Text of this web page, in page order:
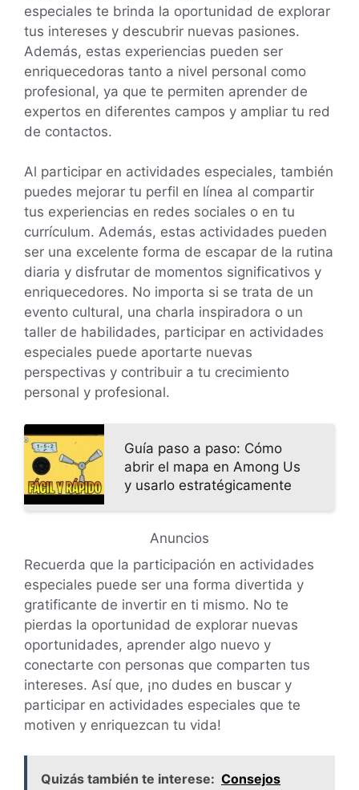
especiales te brinda la oportunidad de explorar
tus intereses y descubrir nuevas pasiones.
Además, estas experiencias pueden ser
enriquecedoras tanto a nivel personal como
profesional, ya que te permiten aprender de
expertos en diferentes campos y ampliar tu red
de contactos.
Al participar en actividades especiales, también
puedes mejorar tu perfil en línea al compartir
tus experiencias en redes sociales o en tu
currículum. Además, estas actividades pueden
ser una excelente forma de escapar de la rutina
diaria y disfrutar de momentos significativos y
enriquecedores. No importa si se trata de un
evento cultural, una charla inspiradora o un
taller de habilidades, participar en actividades
especiales puede aportarte nuevas
perspectivas y contribuir a tu crecimiento
personal y profesional.
Guía paso a paso: Cómo
abrir el mapa en Among Us
y usarlo estratégicamente
Anuncios
Recuerda que la participación en actividades
especiales puede ser una forma divertida y
gratificante de invertir en ti mismo. No te
pierdas la oportunidad de explorar nuevas
oportunidades, aprender algo nuevo y
conectarte con personas que comparten tus
intereses. Así que, ¡no dudes en buscar y
participar en actividades especiales que te
motiven y enriquezcan tu vida!
Quizás también te interese: Consejos